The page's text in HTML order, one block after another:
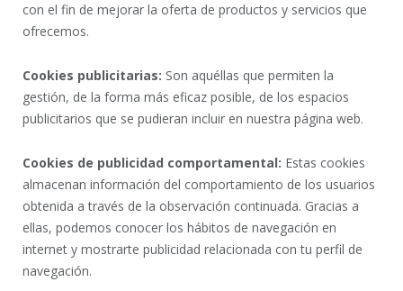
con el fin de mejorar la oferta de productos y servicios que
ofrecemos.
Cookies publicitarias: Son aquéllas que permiten la
gestión, de la forma más eficaz posible, de los espacios
publicitarios que se pudieran incluir en nuestra página web.
Cookies de publicidad comportamental: Estas cookies
almacenan información del comportamiento de los usuarios
obtenida a través de la observación continuada. Gracias a
ellas, podemos conocer los hábitos de navegación en
internet y mostrarte publicidad relacionada con tu perfil de
navegación.